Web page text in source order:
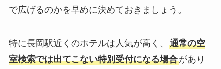
で広げるのかを早めに決めておきましょう。
特に長岡駅近くのホテルは人気が高く、 通常の空
室検索では出てこない特別受付になる場合があり